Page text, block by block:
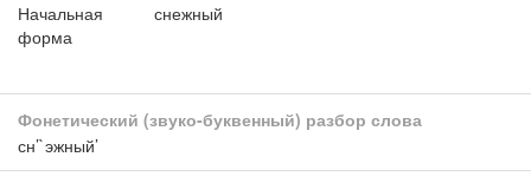
Начальная
форма
снежный
Фонетический (звуко-буквенный) разбор слова
сн’`эжный’